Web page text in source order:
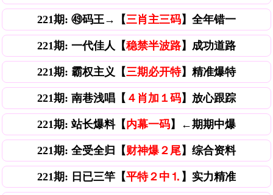
221期: ㊾码王→【三肖主三码】全年错一
221期: 一代佳人【稳禁半波路】成功道路
221期: 霸权主义【三期必开特】精准爆特
221期: 南巷浅唱【 ４肖加１码】放心跟踪
221期: 站长爆料【内幕一码】←期期中爆
221期: 全受全归【财神爆２尾】综合资料
221期: 日已三竿【平特２中⒈ 】实力精准